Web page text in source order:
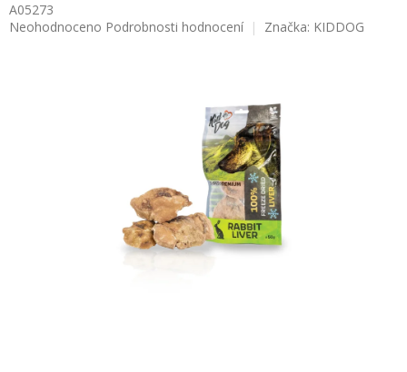
A05273
Průměrné
Neohodnoceno Podrobnosti hodnocení Značka: KIDDOG